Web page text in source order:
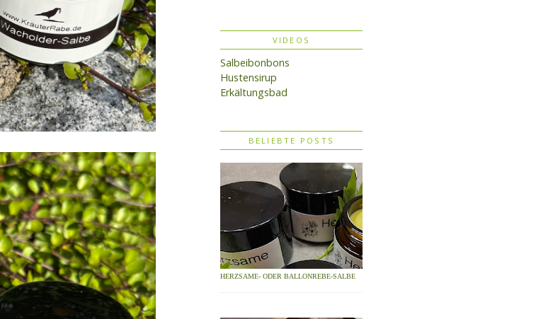
VIDEOS
Salbeibonbons
Hustensirup
Erkältungsbad
BELIEBTE POSTS
HERZSAME- ODER BALLONREBE-SALBE